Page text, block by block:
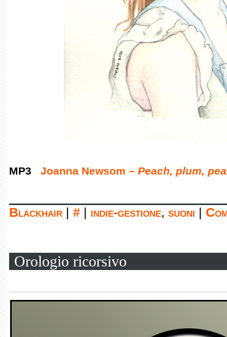
MP3 Joanna Newsom – Peach, plum,
Blackhair | # | indie-gestione, suoni |
Orologio ricorsivo